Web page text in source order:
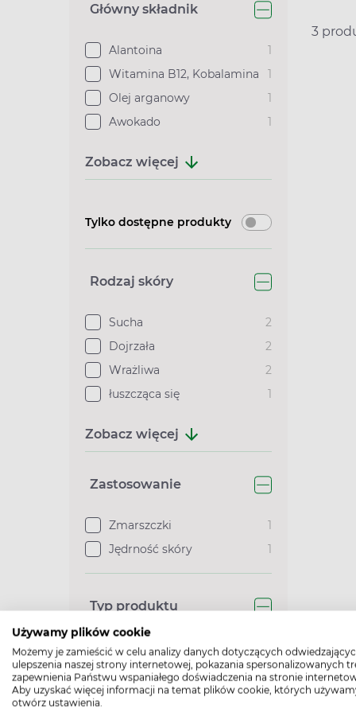
Używamy plików cookie
Możemy je zamieścić w celu analizy danych dotyczących
ulepszenia naszej strony internetowej, pokazania spersonalizowanych
zapewnienia Państwu wspaniałego doświadczenia na stronie
Aby uzyskać więcej informacji na temat plików cookie, których
otwórz ustawienia.
Główny składnik
Alantoina
1
Witamina B12, Kobalamina
1
Olej arganowy
1
Awokado
1
Zobacz więcej
Tylko dostępne produkty
Rodzaj skóry
Sucha
2
Dojrzała
2
Wrażliwa
2
łuszcząca się
1
Zobacz więcej
Zastosowanie
Zmarszczki
1
Jędrność skóry
1
Typ produktu
Kosmetyk 2
Grupa wiekowa
3